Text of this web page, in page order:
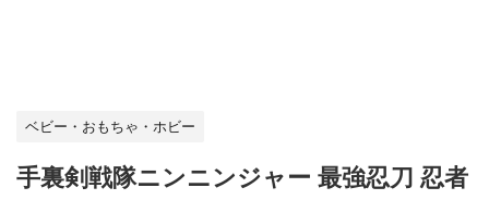
ベビー・おもちゃ・ホビー
手裏剣戦隊ニンニンジャー 最強忍刀 忍者